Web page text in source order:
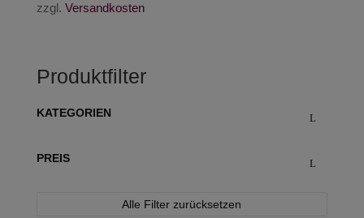
zzgl. Versandkosten
Produktfilter
KATEGORIEN
PREIS
Alle Filter zurücksetzen